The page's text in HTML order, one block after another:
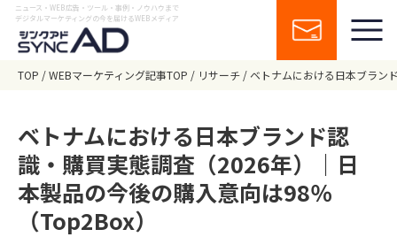
ニュース・WEB広告・ツール・事例・ノウハウまで
デジタルマーケティングの今を届けるWEBメディア
TOP WEBマーケティング記事TOP リサーチ ベトナムにおける日本ブラン
ベトナムにおける日本ブランド認
識・購買実態調査（2026年）｜日
本製品の今後の購入意向は98％
（Top2Box）